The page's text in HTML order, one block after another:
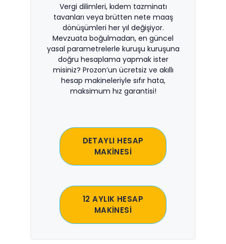
Vergi dilimleri, kıdem tazminatı
tavanları veya brütten nete maaş
dönüşümleri her yıl değişiyor.
Mevzuata boğulmadan, en güncel
yasal parametrelerle kuruşu kuruşuna
doğru hesaplama yapmak ister
misiniz? Prozon’un ücretsiz ve akıllı
hesap makineleriyle sıfır hata,
maksimum hız garantisi!
DETAYLI HESAP
MAKİNESİ
12 AYLIK HESAP
MAKİNESİ